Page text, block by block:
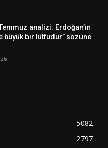
analizi: Erdoğan’ın
büyük bir lütfudur” sözüne
5082
2797